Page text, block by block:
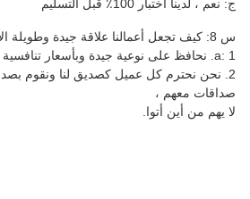
ج: نعم ، لدينا اختبار 100٪ قبل التسليم
س 8: كيف تجعل أعمالنا علاقة جيدة وطويلة الأمد؟
a: 1. نحافظ على نوعية جيدة وبأسعار تنافسية لضمان استفادة عملائنا.
2. نحن نحترم كل عميل كصديق لنا ونقوم
صداقات معهم ،
لا يهم من أين أتوا.